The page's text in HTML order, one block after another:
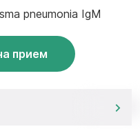
pneumonia IgM
прием